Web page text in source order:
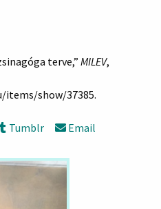
terve,” MILEV,
show/37385.
Tumblr Email